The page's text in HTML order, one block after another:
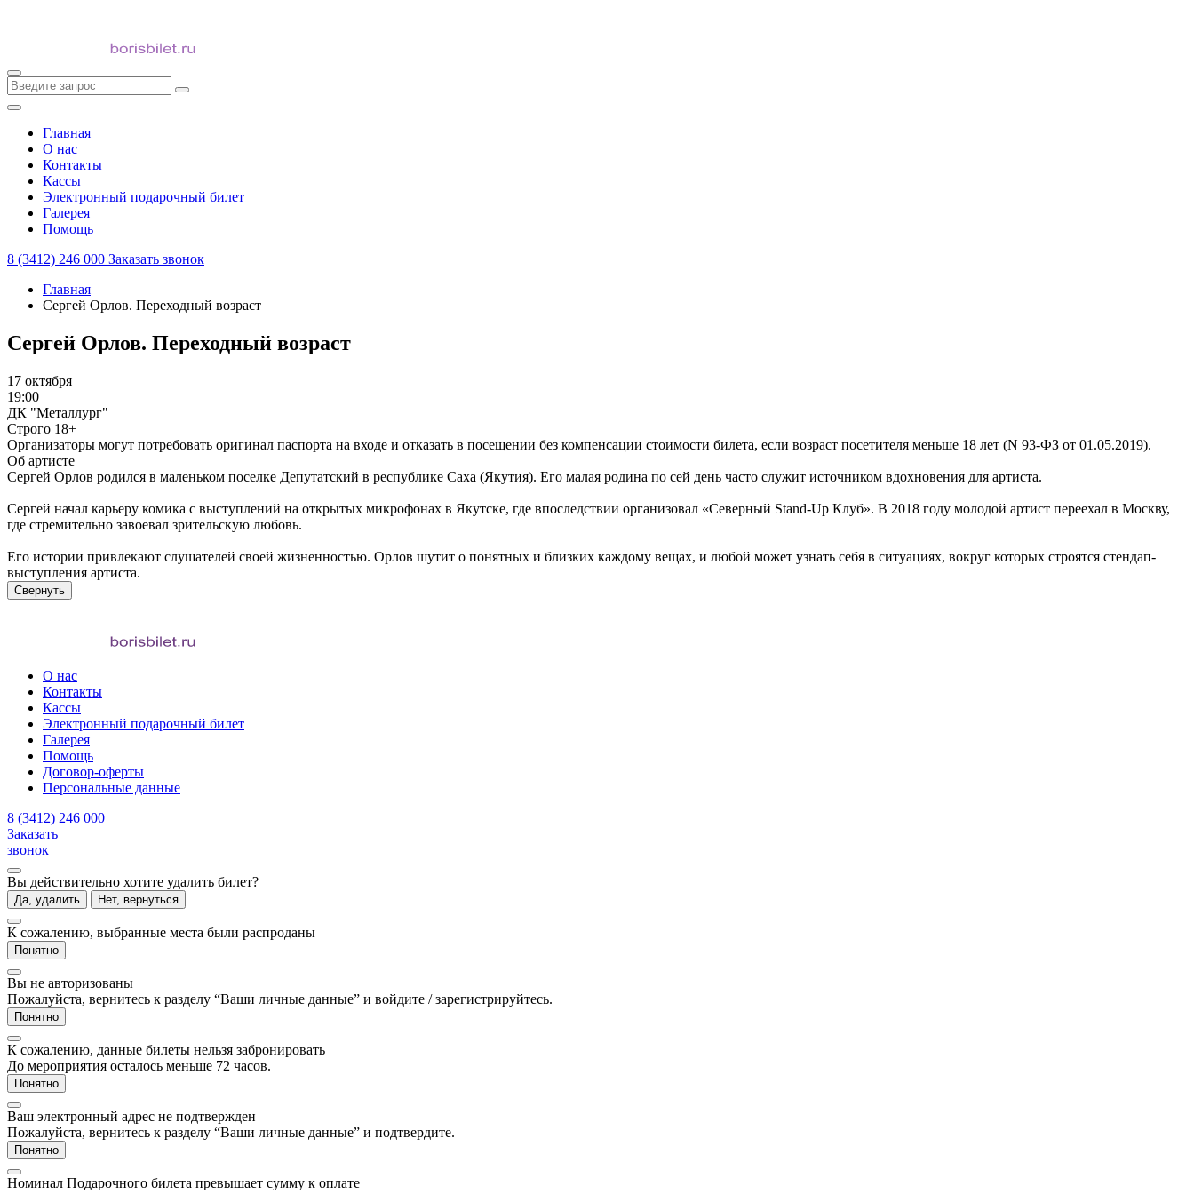
Главная
О нас
Контакты
Кассы
Электронный подарочный билет
Галерея
Помощь
8 (3412) 246 000 Заказать звонок
Главная
Сергей Орлов. Переходный возраст
Сергей Орлов. Переходный возраст
17 октября
19:00
ДК "Металлург"
Строго 18+
Организаторы могут потребовать оригинал паспорта на входе и отказать в посещении без компенсации стоимости билета, если возраст посетителя меньше 18 лет (N 93-ФЗ от 01.05.2019).
Об артисте
Сергей Орлов родился в маленьком поселке Депутатский в республике Саха (Якутия). Его малая родина по сей день часто служит источником вдохновения для артиста.
Сергей начал карьеру комика с выступлений на открытых микрофонах в Якутске, где впоследствии организовал «Северный Stand-Up Клуб». В 2018 году молодой артист переехал в Москву,
где стремительно завоевал зрительскую любовь.
Его истории привлекают слушателей своей жизненностью. Орлов шутит о понятных и близких каждому вещах, и любой может узнать себя в ситуациях, вокруг которых строятся стендап-
выступления артиста.
Свернуть
О нас
Контакты
Кассы
Электронный подарочный билет
Галерея
Помощь
Договор-оферты
Персональные данные
8 (3412) 246 000
Заказать
звонок
Вы действительно хотите удалить билет?
Да, удалить Нет, вернуться
К сожалению, выбранные места были распроданы
Понятно
Вы не авторизованы
Пожалуйста, вернитесь к разделу “Ваши личные данные” и войдите / зарегистрируйтесь.
Понятно
К сожалению, данные билеты нельзя забронировать
До мероприятия осталось меньше 72 часов.
Понятно
Ваш электронный адрес не подтвержден
Пожалуйста, вернитесь к разделу “Ваши личные данные” и подтвердите.
Понятно
Номинал Подарочного билета превышает сумму к оплате